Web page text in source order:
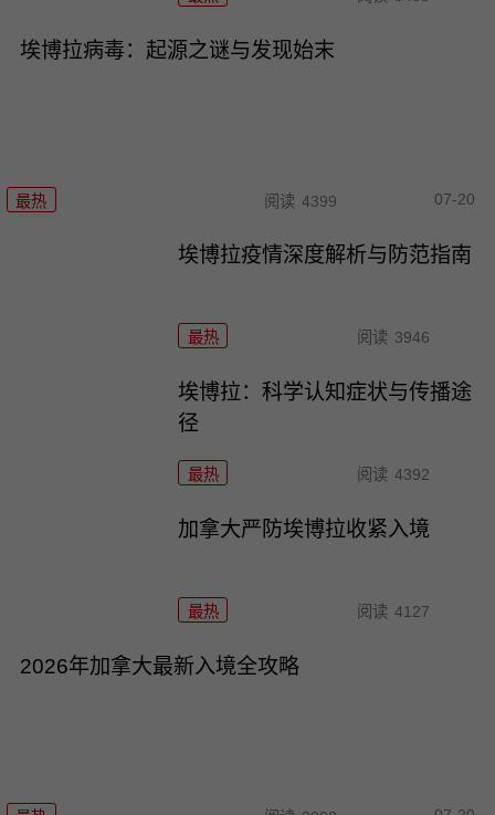
埃博拉病毒：起源之谜与发现始末
最热 阅读 4399 07-20
埃博拉疫情深度解析与防范指南
最热 阅读 3946
埃博拉：科学认知症状与传播途
径
最热 阅读 4392
加拿大严防埃博拉收紧入境
最热 阅读 4127
2026年加拿大最新入境全攻略